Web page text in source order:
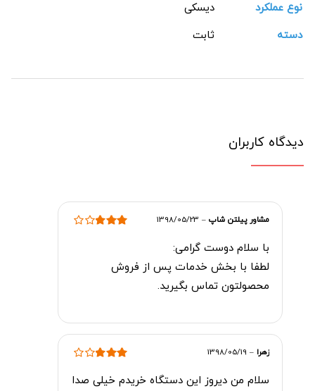
نوع عملکرد
دیسکی
دسته
ثابت
دیدگاه کاربران
مشاور پیلتن شاپ –
1398/05/23
با سلام دوست گرامی:
لطفا با بخش خدمات پس از فروش
محصولتون تماس بگیرید.
از 5
زهرا –
1398/05/19
سلام من دیروز این دستگاه خریدم خیلی صدا